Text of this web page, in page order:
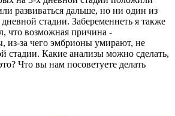
развиваться дальше, но ни один из
стадии. Забеременнеть я также
что возможная причина -
из-за чего эмбрионы умирают, не
стадии. Какие анализы можно сделать,
Что вы нам посоветуете делать